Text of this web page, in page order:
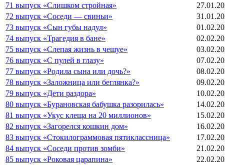
71 выпуск «Слишком стройная»
72 выпуск «Соседи — свиньи»
73 выпуск «Сын губы надул»
74 выпуск «Трагедия в бане»
75 выпуск «Слепая жизнь в чешуе»
76 выпуск «С пулей в глазу»
77 выпуск «Родила сына или дочь?»
78 выпуск «Заложница или беглянка?»
79 выпуск «Дети раздора»
80 выпуск «Бурановская бабушка разорилась»
81 выпуск «Укус клеща на 20 миллионов»
82 выпуск «Загорелся кошкин дом»
83 выпуск «Стокилограммовая пятиклассница»
84 выпуск «Соседи против зомби»
85 выпуск «Роковая царапина»